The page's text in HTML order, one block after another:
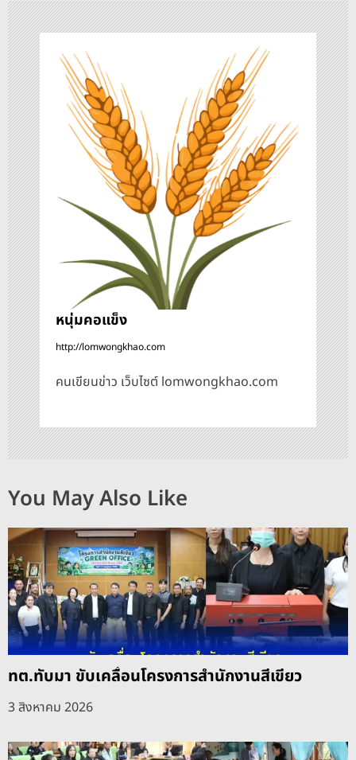
ว
เ
รื่
อ
ง
หนุ่มคอแข็ง
http://lomwongkhao.com
คนเขียนข่าว เว็บไซต์ lomwongkhao.com
You May Also Like
ทต.ทับมา ขับเคลื่อนโครงการสำนักงานสีเขียว
3 สิงหาคม 2026